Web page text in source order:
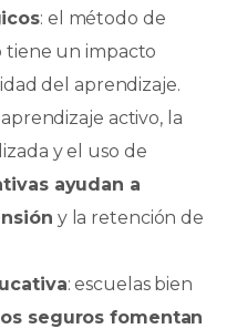
: el método de
tiene un impacto
del aprendizaje.
activo, la
y el uso de
ayudan a
y la retención de
: escuelas bien
seguros fomentan